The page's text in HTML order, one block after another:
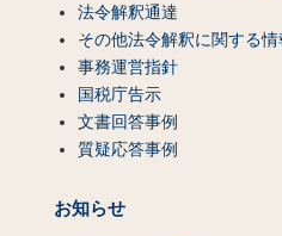
法令解釈通達
その他法令解釈に関する情
事務運営指針
国税庁告示
文書回答事例
質疑応答事例
お知らせ